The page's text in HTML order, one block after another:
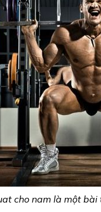
cho nam là một